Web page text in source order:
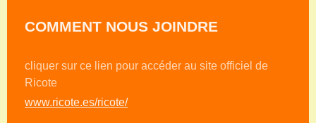
COMMENT NOUS JOINDRE
cliquer sur ce lien pour accéder au site officiel de
Ricote
www.ricote.es/ricote/